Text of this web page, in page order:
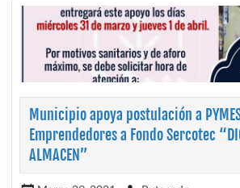
Municipio apoya postulación a
Emprendedores a Fondo Sercotec
ALMACEN”